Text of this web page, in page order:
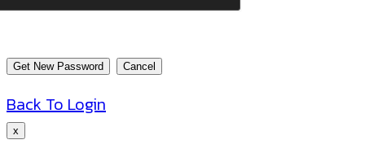
Back To Login
x